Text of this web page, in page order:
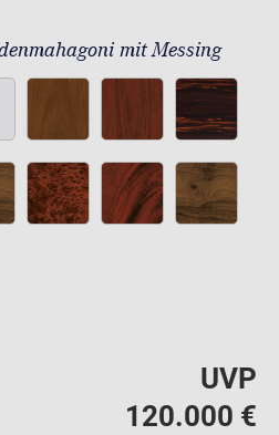
mit Messing
UVP
120.000 €